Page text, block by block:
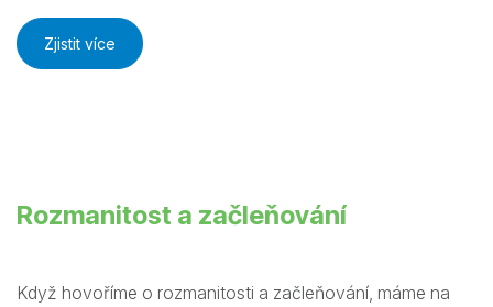
Zjistit více
Rozmanitost a začleňování
Když hovoříme o rozmanitosti a začleňování, máme na